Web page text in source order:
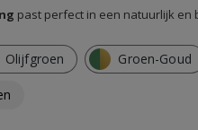
past perfect in een natuurlijk en
Olijfgroen Groen-Goud